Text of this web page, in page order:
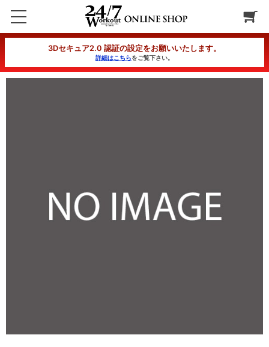
3Dセキュア2.0 認証の設定をお願いいたします。
詳細はこちらをご覧下さい。